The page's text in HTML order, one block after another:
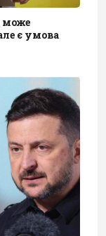
може
є умова